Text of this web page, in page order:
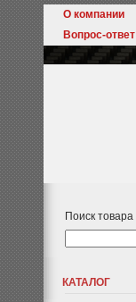
О компании
Вопрос-ответ
Поиск товара
КАТАЛОГ